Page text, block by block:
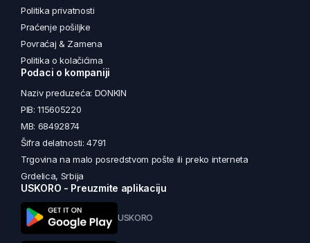
Politika privatnosti
Praćenje pošiljke
Povraćaj & Zamena
Politika o kolačićima
Podaci o kompaniji
Naziv preduzeća: DONKIN
PIB: 115605220
MB: 68492874
Šifra delatnosti: 4791
Trgovina na malo posredstvom pošte ili preko interneta
Grdelica, Srbija
USKORO - Preuzmite aplikaciju
USKORO